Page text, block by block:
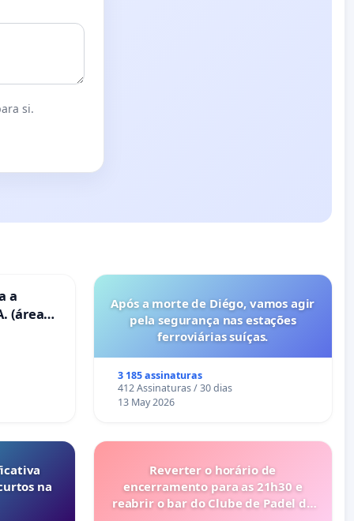
si.
a
(área
Após a morte de Diégo, vamos agir
pela segurança nas estações
ferroviárias suíças.
3 185 assinaturas
412 Assinaturas / 30 dias
13 May 2026
na
Reverter o horário de
encerramento para as 21h30 e
reabrir o bar do Clube de Padel de